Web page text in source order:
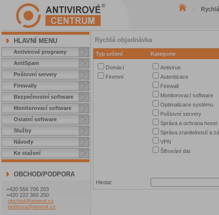
HLAVNÍ MENU
Antivirové programy
AntiSpam
Poštovní servery
Firewally
Bezpečnostní software
Monitorovací software
Ostatní software
Služby
Návody
Ke stažení
OBCHOD/PODPORA
+420 556 706 203
+420 222 360 250
obchod@amenit.cz
podpora@amenit.cz
Rychlá objednávka
Typ určení Kategorie
Domácí
Firemní
Antivirus
Autentizace
Firewall
Monitorovací software
Optimalizace systému
Poštovní servery
Správa a ochrana hesel
Správa zranitelností a
VPN
Šifrování dat
Hledat: